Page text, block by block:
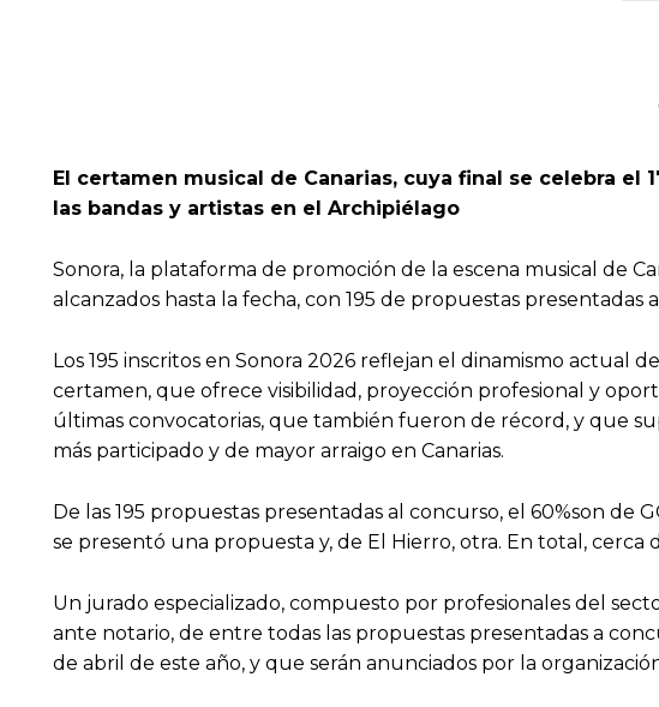
El certamen musical de Canarias, cuya final se celebra
las bandas y artistas en el Archipiélago
Sonora, la plataforma de promoción de la escena musical de
alcanzados hasta la fecha, con 195 de propuestas presentadas
Los 195 inscritos en Sonora 2026 reflejan el dinamismo actual
certamen, que ofrece visibilidad, proyección profesional y
últimas convocatorias, que también fueron de récord, y que
más participado y de mayor arraigo en Canarias.
De las 195 propuestas presentadas al concurso, el 60%son de
se presentó una propuesta y, de El Hierro, otra. En total, cerca
Un jurado especializado, compuesto por profesionales del
ante notario, de entre todas las propuestas presentadas a
de abril de este año, y que serán anunciados por la